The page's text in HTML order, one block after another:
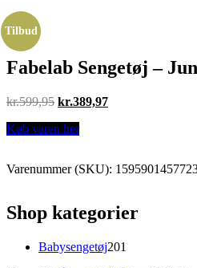
Tilbud
Fabelab Sengetøj –
kr.599,95 Original
was:
kr.389,97Current
Køb varen her
Varenummer (SKU):
Shop kategorier
Babysengetøj201